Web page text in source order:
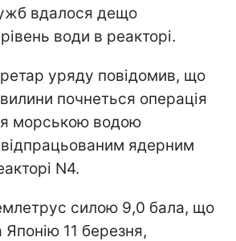
вдалося дещо
рівень води в реакторі.
уряду повідомив, що
почнеться операція
морською водою
ядерним
N4.
силою 9,0 бала, що
11 березня,